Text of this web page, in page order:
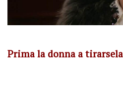
Prima la donna a tirarsela